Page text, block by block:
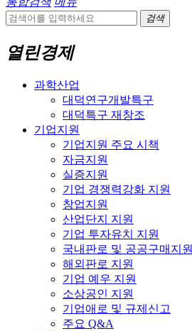
검색
열린경제
과학산업
대덕연구개발특구
대덕특구 재창조
기업지원
기업지원 주요 시책
자금지원
실증지원
기업 경쟁력강화 지원
창업지원
산업단지 지원
기업 투자유치 지원
국내판로 및 공공구매지원
해외판로 지원
기업 예우 지원
소상공인 지원
기업애로 및 규제신고
주요 Q&A